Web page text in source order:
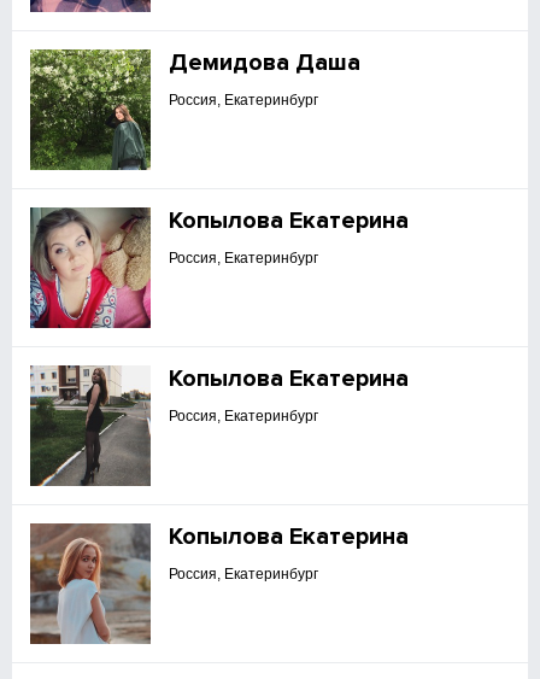
Демидова Даша
Россия, Екатеринбург
Копылова Екатерина
Россия, Екатеринбург
Копылова Екатерина
Россия, Екатеринбург
Копылова Екатерина
Россия, Екатеринбург